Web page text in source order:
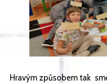
Hravým způsobem tak